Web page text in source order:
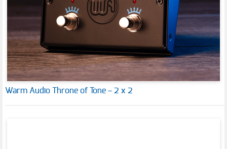
Warm Audio Throne of Tone – 2 x 2